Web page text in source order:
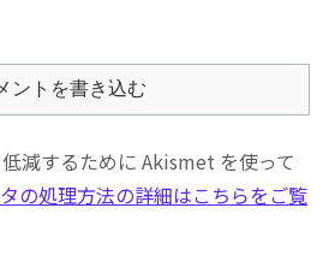
ントを書き込む
減するために Akismet を使って
の処理方法の詳細はこちらをご覧